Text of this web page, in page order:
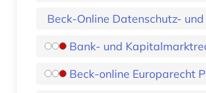
Beck-Online Datenschutz-
Bank- und
Beck-online Europarecht